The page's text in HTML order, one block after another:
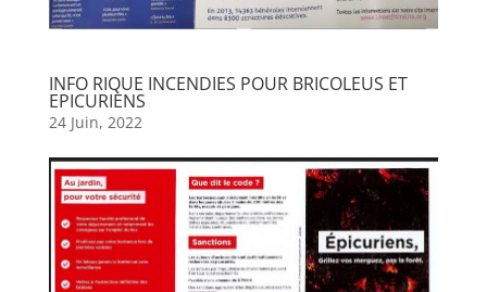
INFO RIQUE INCENDIES POUR BRICOLEUS ET
EPICURIENS
24 Juin, 2022